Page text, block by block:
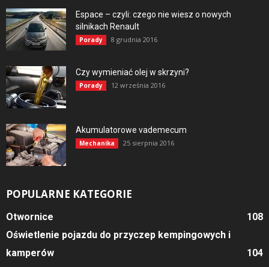
Espace – czyli: czego nie wiesz o nowych
silnikach Renault
Porady 8 grudnia 2016
Czy wymieniać olej w skrzyni?
Porady 12 września 2016
Akumulatorowe vademecum
Mechanika 25 sierpnia 2016
POPULARNE KATEGORIE
Otwornice
108
Oświetlenie pojazdu do przyczep kempingowych i
kamperów
104